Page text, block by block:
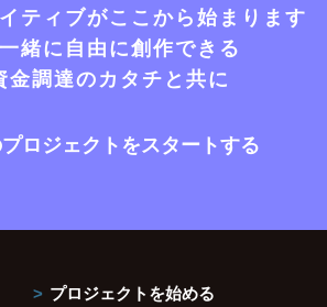
ティブがここから始まります
緒に自由に創作できる
金調達のカタチと共に
ロジェクトをスタートする
プロジェクトを始める